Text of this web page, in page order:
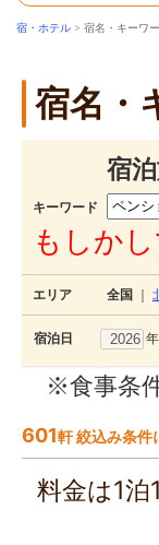
宿・ホテル > 宿名・キーワ
宿名・
宿
キーワード
もしかし
エリア 全国
宿泊日 年
※食事条
601軒 絞込み条件
料金は1